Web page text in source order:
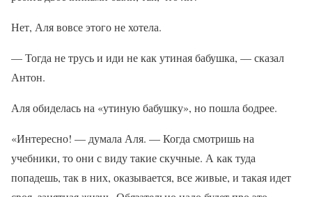
Нет, Аля вовсе этого не хотела.
— Тогда не трусь и иди не как утиная бабушка, — сказал
Антон.
Аля обиделась на «утиную бабушку», но пошла бодрее.
«Интересно! — думала Аля. — Когда смотришь на
учебники, то они с виду такие скучные. А как туда
попадешь, так в них, оказывается, все живые, и такая идет